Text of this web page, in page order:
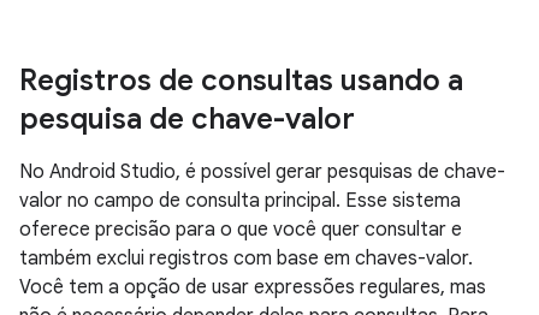
Registros de consultas usando a
pesquisa de chave-valor
No Android Studio, é possível gerar pesquisas de chave-
valor no campo de consulta principal. Esse sistema
oferece precisão para o que você quer consultar e
também exclui registros com base em chaves-valor.
Você tem a opção de usar expressões regulares, mas